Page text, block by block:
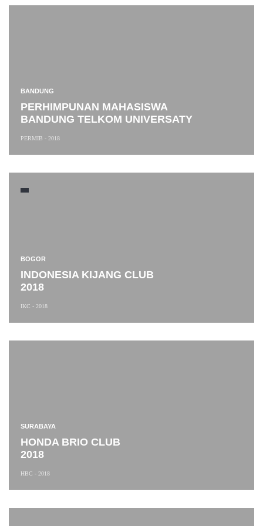
BANDUNG
PERHIMPUNAN MAHASISWA
BANDUNG TELKOM UNIVERSATY
PERMIB - 2018
BOGOR
INDONESIA KIJANG CLUB
2018
IKC - 2018
SURABAYA
HONDA BRIO CLUB
2018
HBC - 2018